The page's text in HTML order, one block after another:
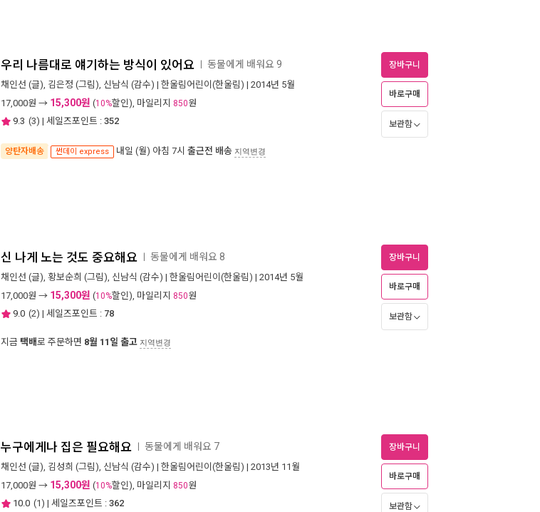
우리 나름대로 얘기하는 방식이 있어요 동물에게 배워요 9
채인선 (글), 김은정 (그림), 신남식 (감수) | 한울림어린이(한울림) | 2014년 5월
17,000원 → 15,300원 (10%할인), 마일리지 850원
9.3 (3) | 세일즈포인트 : 352
양탄자배송 썬데이 express 내일 (월) 아침 7시 출근전 배송 지역변경
장바구니
바로구매
보관함
신 나게 노는 것도 중요해요 동물에게 배워요 8
채인선 (글), 황보순희 (그림), 신남식 (감수) | 한울림어린이(한울림) | 2014년 5월
17,000원 → 15,300원 (10%할인), 마일리지 850원
9.0 (2) | 세일즈포인트 : 78
지금 택배로 주문하면 8월 11일 출고 지역변경
장바구니
바로구매
보관함
누구에게나 집은 필요해요 동물에게 배워요 7
채인선 (글), 김성희 (그림), 신남식 (감수) | 한울림어린이(한울림) | 2013년 11월
17,000원 → 15,300원 (10%할인), 마일리지 850원
10.0 (1) | 세일즈포인트 : 362
장바구니
바로구매
보관함